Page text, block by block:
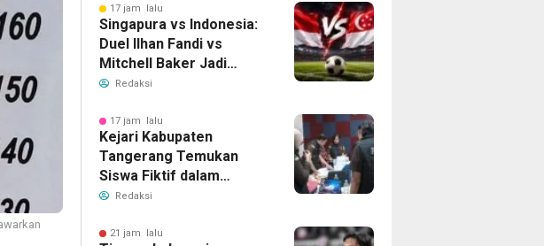
Bersih
17 jam lalu
Singapura vs Indonesia:
Duel Ilhan Fandi vs
Mitchell Baker Jadi
Sorotan di Piala AFF
Redaksi
17 jam lalu
Kejari Kabupaten
Tangerang Temukan
Siswa Fiktif dalam
Penyidikan Dana BOP
Redaksi
21 jam lalu